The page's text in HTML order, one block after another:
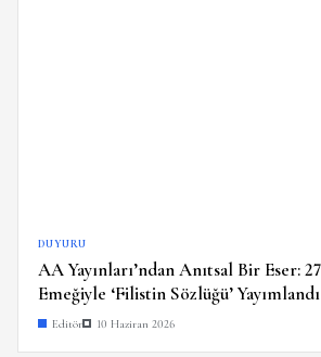
DUYURU
AA Yayınları’ndan Anıtsal Bir Eser:
Emeğiyle ‘Filistin Sözlüğü’ Yayımlandı
Editör 10 Haziran 2026